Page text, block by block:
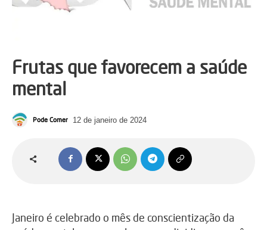
Frutas que favorecem a saúde
mental
Pode Comer 12 de janeiro de 2024
Janeiro é celebrado o mês de conscientização da